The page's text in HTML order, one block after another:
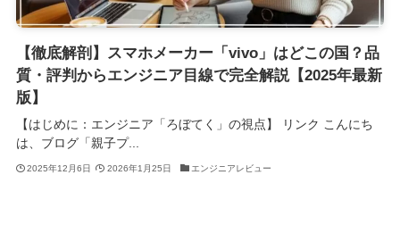
【徹底解剖】スマホメーカー「vivo」はどこの国？品
質・評判からエンジニア目線で完全解説【2025年最新
版】
【はじめに：エンジニア「ろぼてく」の視点】 リンク こんにち
は、ブログ「親子プ...
2025年12月6日 2026年1月25日 エンジニアレビュー